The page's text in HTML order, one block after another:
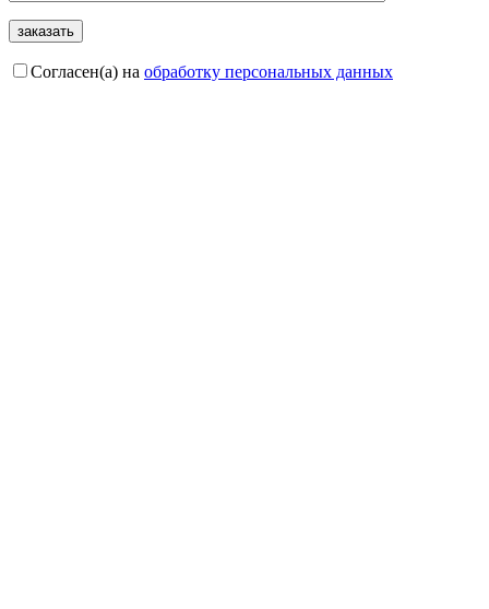
Согласен(а) на обработку персональных данных